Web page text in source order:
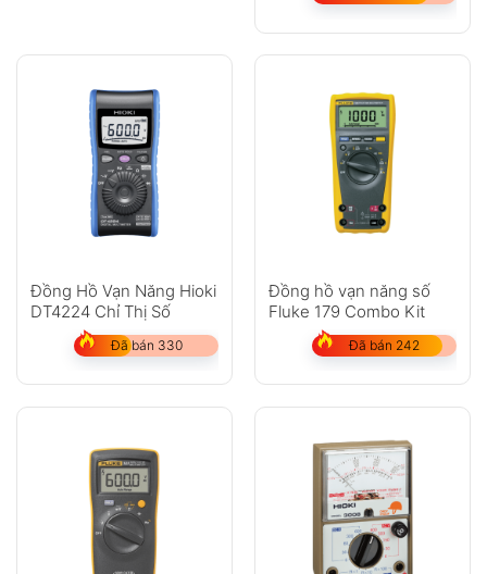
Đồng Hồ Vạn Năng Hioki
DT4224 Chỉ Thị Số
Đã bán 330
Đồng hồ vạn năng số
Fluke 179 Combo Kit
Đã bán 242